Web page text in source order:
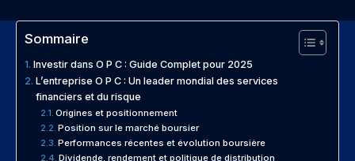
Sommaire
Investir dans O P C : Guide Complet pour 2025
L’entreprise O P C : Un leader mondial des services
financiers et du risque
Origines et positionnement
Position sur le marché boursier
Performances récentes et évolution boursière
Dividende, rendement et politique de distribution